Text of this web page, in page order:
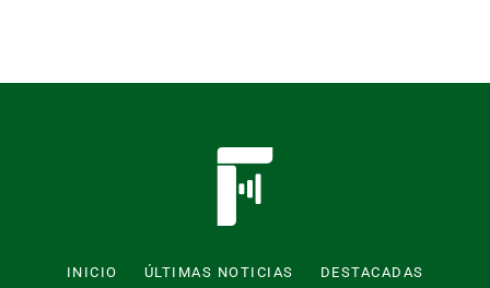
INICIO ÚLTIMAS NOTICIAS DESTACADAS